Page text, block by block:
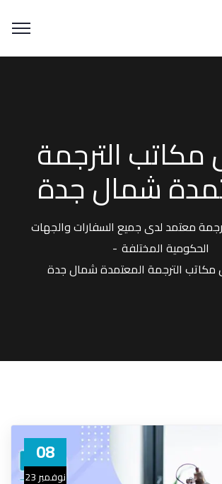
الترجمة
شمال جدة
معتمد لدى جميع السفارات والجهات
الحكومية المختلفة
08
نوفمبر 23